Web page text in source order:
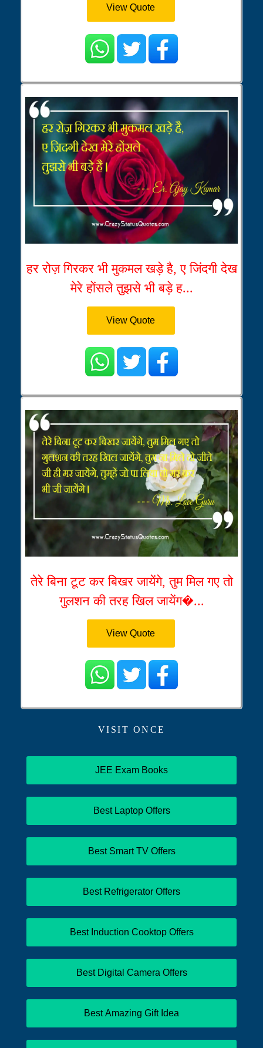
View Quote
हर रोज़ गिरकर भी मुकमल खड़े है, ए जिंदगी देख
मेरे होंसले तुझसे भी बड़े ह...
View Quote
तेरे बिना टूट कर बिखर जायेंगे, तुम मिल गए तो
गुलशन की तरह खिल जायेंग�...
View Quote
VISIT ONCE
JEE Exam Books
Best Laptop Offers
Best Smart TV Offers
Best Refrigerator Offers
Best Induction Cooktop Offers
Best Digital Camera Offers
Best Amazing Gift Idea